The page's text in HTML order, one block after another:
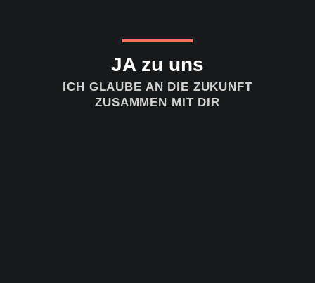
JA zu uns
ICH GLAUBE AN DIE ZUKUNFT
ZUSAMMEN MIT DIR